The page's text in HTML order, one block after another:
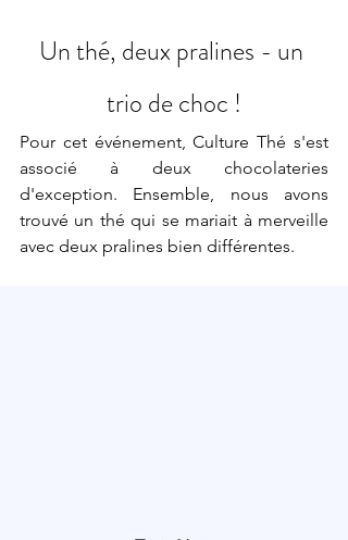
Un thé, deux pralines - un
trio de choc !
Pour cet événement, Culture Thé s'est
associé à deux chocolateries
d'exception. Ensemble, nous avons
trouvé un thé qui se mariait à merveille
avec deux pralines bien différentes.